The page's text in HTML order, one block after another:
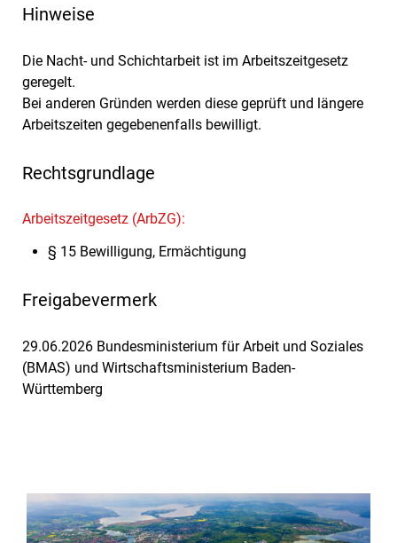
Hinweise
Die Nacht- und Schichtarbeit ist im Arbeitszeitgesetz
geregelt.
Bei anderen Gründen werden diese geprüft und längere
Arbeitszeiten gegebenenfalls bewilligt.
Rechtsgrundlage
Arbeitszeitgesetz (ArbZG):
§ 15 Bewilligung, Ermächtigung
Freigabevermerk
29.06.2026 Bundesministerium für Arbeit und Soziales
(BMAS) und Wirtschaftsministerium Baden-
Württemberg